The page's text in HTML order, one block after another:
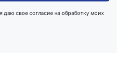
даю свое согласие на обработку моих